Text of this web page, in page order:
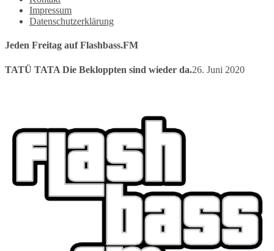
Impressum
Datenschutzerklärung
Jeden Freitag auf Flashbass.FM
TATÜ TATA Die Bekloppten sind wieder da.26. Juni 2020